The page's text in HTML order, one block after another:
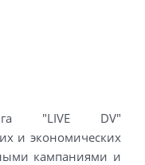
"LIVE DV"
и экономических
кампаниями и